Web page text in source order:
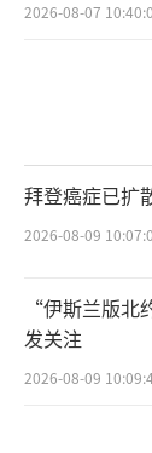
2026-08-07
拜登癌症已扩
2026-08-09
“伊斯兰版北
发关注
2026-08-09